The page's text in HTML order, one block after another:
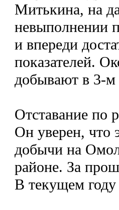
Митькина, на
невыполнении
и впереди
показателей.
добывают в 3-м
Отставание по
Он уверен, что
добычи на
районе. За
В текущем году